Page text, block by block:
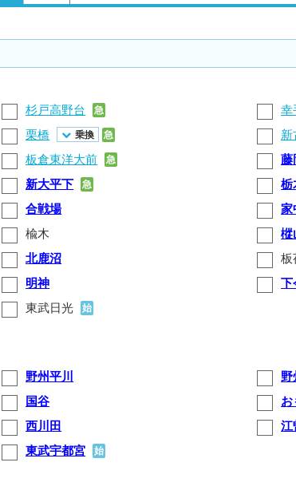
杉戸高野台 急 幸
栗橋 乗換 急
新
板倉東洋大前 急
藤
新大平下 急 栃
合戦場
家
楡木
樅
北鹿沼
板
明神 下
東武日光 始
野州平川
野
国谷
お
西川田
江
東武宇都宮 始